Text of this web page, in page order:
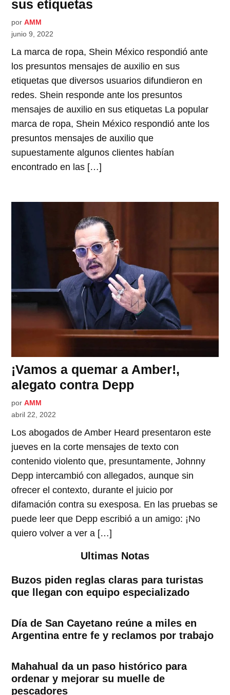
sus etiquetas
por AMM
junio 9, 2022
La marca de ropa, Shein México respondió ante
los presuntos mensajes de auxilio en sus
etiquetas que diversos usuarios difundieron en
redes. Shein responde ante los presuntos
mensajes de auxilio en sus etiquetas La popular
marca de ropa, Shein México respondió ante los
presuntos mensajes de auxilio que
supuestamente algunos clientes habían
encontrado en las […]
¡Vamos a quemar a Amber!,
alegato contra Depp
por AMM
abril 22, 2022
Los abogados de Amber Heard presentaron este
jueves en la corte mensajes de texto con
contenido violento que, presuntamente, Johnny
Depp intercambió con allegados, aunque sin
ofrecer el contexto, durante el juicio por
difamación contra su exesposa. En las pruebas se
puede leer que Depp escribió a un amigo: ¡No
quiero volver a ver a […]
Ultimas Notas
Buzos piden reglas claras para turistas
que llegan con equipo especializado
Día de San Cayetano reúne a miles en
Argentina entre fe y reclamos por trabajo
Mahahual da un paso histórico para
ordenar y mejorar su muelle de
pescadores